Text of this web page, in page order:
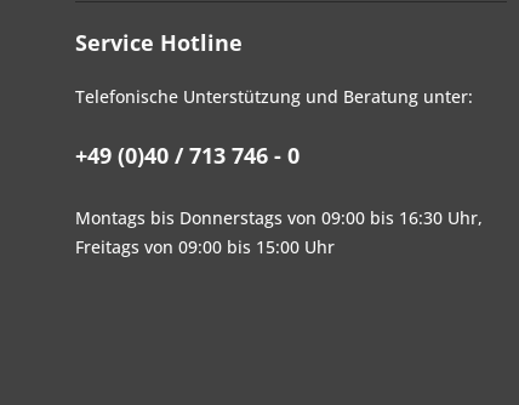
Service Hotline
Telefonische Unterstützung und Beratung unter:
+49 (0)40 / 713 746 - 0
Montags bis Donnerstags von 09:00 bis 16:30 Uhr,
Freitags von 09:00 bis 15:00 Uhr